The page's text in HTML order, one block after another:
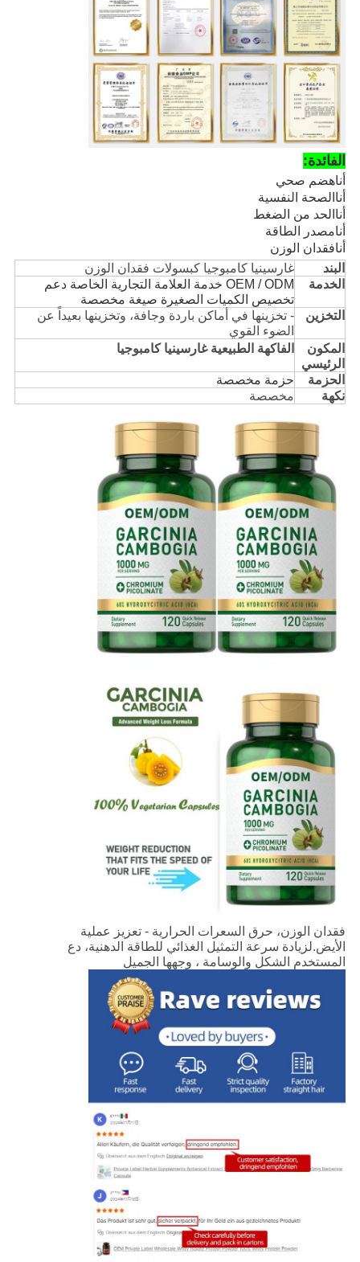
الفائدة:
أناهضم صحي
أنا الصحة النفسية
أنا الحد من الضغط
أنامصدر الطاقة
أنافقدان الوزن
البند
غارسينيا كامبوجيا كبسولات فقدان الوزن
الخدمة
OEM / ODM خدمة العلامة التجارية الخاصة دعم
تخصيص الكميات الصغيرة صيغة مخصصة
التخزين
- تخزينها في أماكن باردة وجافة، وتخزينها بعيداً عن
الضوء القوي
المكون
الرئيسي
الفاكهة الطبيعية غارسينيا كامبوجيا
الحزمة
حزمة مخصصة
نكهة
مخصصة
فقدان الوزن، حرق السعرات الحرارية - تعزيز عملية
الأيض.لزيادة سرعة التمثيل الغذائي للطاقة الدهنية، دع
المستخدم الشكل والوسامة ، وجهها الجميل